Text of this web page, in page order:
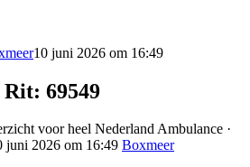
10 juni 2026 om 16:49
69549
voor heel Nederland Ambulance ·
juni 2026 om 16:49 Boxmeer